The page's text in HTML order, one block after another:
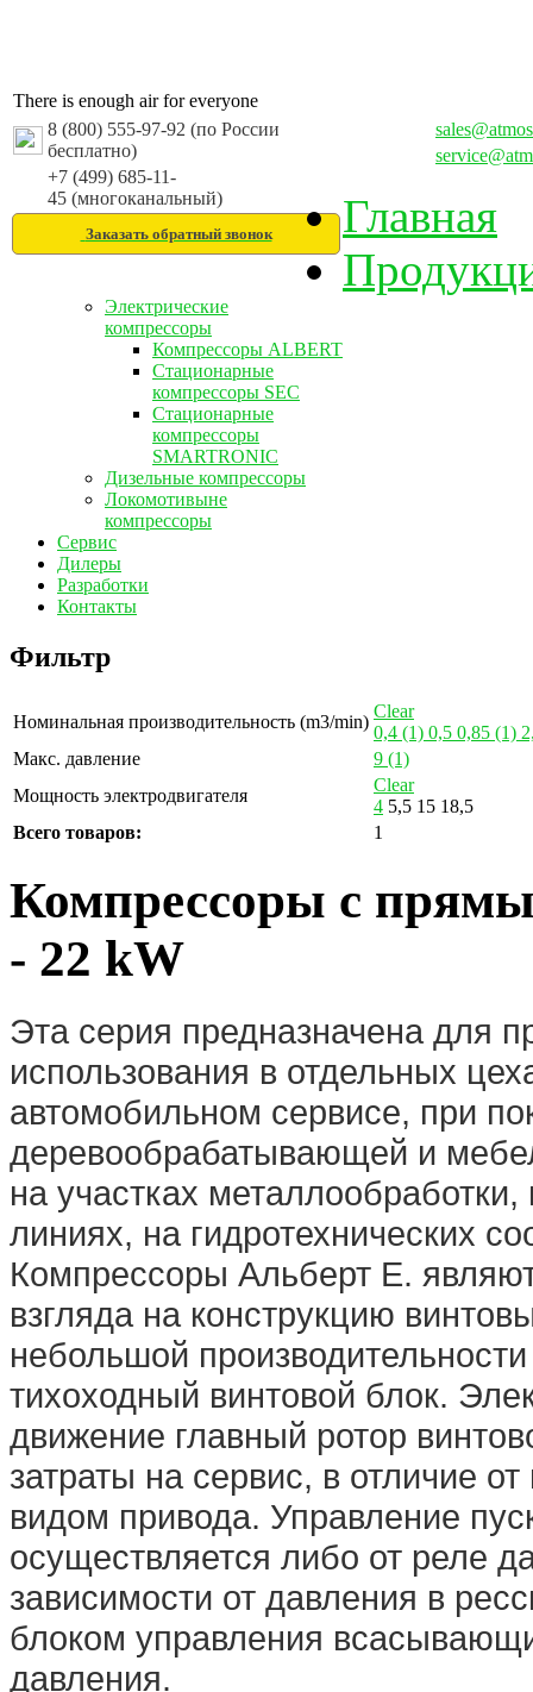
There is enough air for everyone
8 (800) 555-97-92 (по России
бесплатно)
+7 (499) 685-11-
45 (многоканальный)
Заказать обратный звонок
Главная
Электрические
компрессоры
Компрессоры ALBERT
Стационарные
компрессоры SEC
Стационарные
компрессоры
SMARTRONIC
Дизельные компрессоры
Локомотивыне
компрессоры
Сервис
Дилеры
Разработки
Контакты
Фильтр
Номинальная производительность (m3/min)
Clear
0,4 (1) 0,5 0,85 (1)
Макс. давление
9 (1)
Мощность электродвигателя
Clear
4 5,5 15 18,5
Всего товаров:
1
Компрессоры с
- 22 kW
Эта серия предназначена для
использования в отдельных
автомобильном сервисе, при
деревообрабатывающей и
на участках
линиях, на гидротехнических
Компрессоры Альберт E.
взгляда на конструкцию
небольшой
тихоходный винтовой блок.
движение главный ротор
затраты на сервис, в отличие
видом привода. Управление
осуществляется либо от реле
зависимости от давления в
блоком управления
давления.